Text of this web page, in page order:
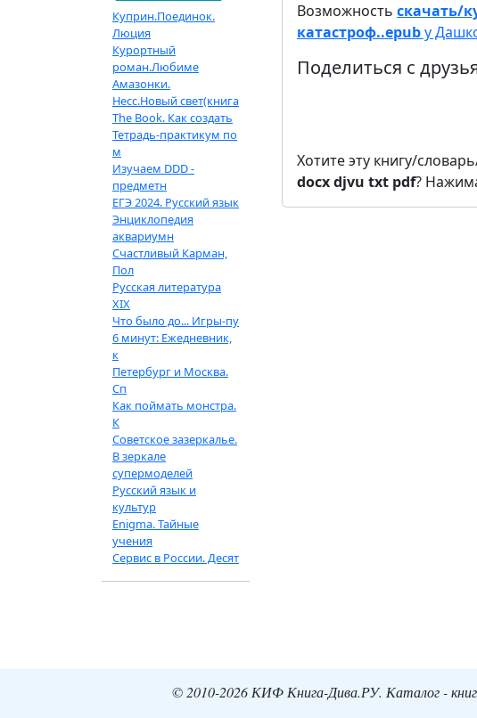
Куприн.Поединок.
Люция
Курортный
роман.Любиме
Амазонки.
Несс.Новый свет(книга
The Book. Как создать
Тетрадь-практикум по
м
Изучаем DDD -
предметн
ЕГЭ 2024. Русский язык
Энциклопедия
аквариумн
Счастливый Карман,
Пол
Русская литература
XIX
Что было до... Игры-пу
6 минут: Ежедневник,
к
Петербург и Москва.
Сп
Как поймать монстра.
К
Советское зазеркалье.
В зеркале
супермоделей
Русский язык и
культур
Enigma. Тайные
учения
Сервис в России. Десят
Возможность скачать/
катастроф..epubу
Поделиться с
Хотите эту книгу/
docxdjvu txt pdf?
© 2010-2026 КИФ Книга-Дива.РУ. Каталог -